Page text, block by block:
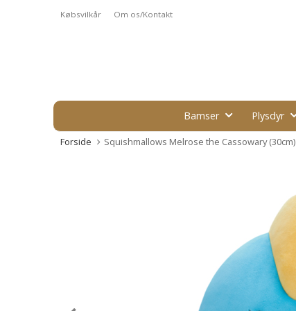
Købsvilkår Om os/Kontakt
Bamser Plysdyr
Forside Squishmallows Melrose the Cassowary (30cm)